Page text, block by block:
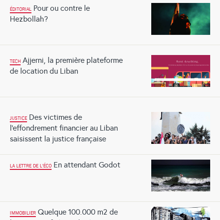
ÉDITORIAL Pour ou contre le
Hezbollah?
TECH Ajjerni, la première plateforme
de location du Liban
JUSTICE Des victimes de
l’effondrement financier au Liban
saisissent la justice française
LA LETTRE DE L'ÉCO En attendant Godot
IMMOBILIER Quelque 100.000 m2 de